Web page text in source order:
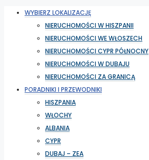
WYBIERZ LOKALIZACJĘ
NIERUCHOMOŚCI W HISZPANII
NIERUCHOMOŚCI WE WŁOSZECH
NIERUCHOMOŚCI CYPR PÓŁNOCNY
NIERUCHOMOŚCI W DUBAJU
NIERUCHOMOŚCI ZA GRANICĄ
PORADNIKI I PRZEWODNIKI
HISZPANIA
WŁOCHY
ALBANIA
CYPR
DUBAJ – ZEA